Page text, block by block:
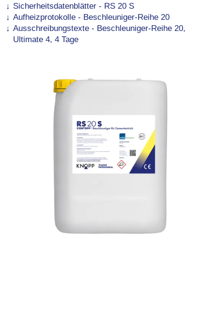
Sicherheitsdatenblätter - RS 20 S
Aufheizprotokolle - Beschleuniger-Reihe 20
Ausschreibungstexte - Beschleuniger-Reihe 20,
Ultimate 4, 4 Tage